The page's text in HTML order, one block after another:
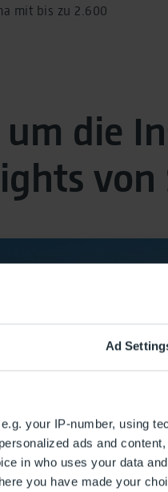
Ad
your IP-number, using
ads and
in who uses your data
you have made your
mit bis zu 2.600
um die
von